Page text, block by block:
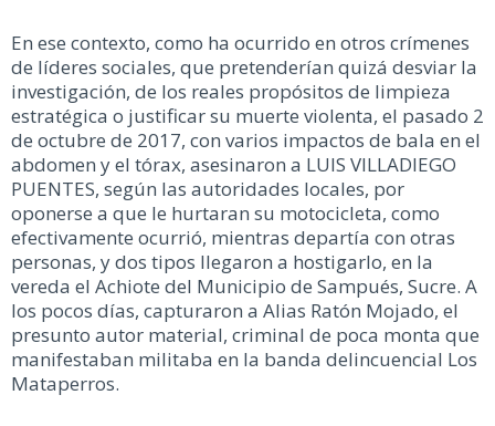
En ese contexto, como ha ocurrido en otros crímenes
de líderes sociales, que pretenderían quizá desviar la
investigación, de los reales propósitos de limpieza
estratégica o justificar su muerte violenta, el pasado 2
de octubre de 2017, con varios impactos de bala en el
abdomen y el tórax, asesinaron a LUIS VILLADIEGO
PUENTES, según las autoridades locales, por
oponerse a que le hurtaran su motocicleta, como
efectivamente ocurrió, mientras departía con otras
personas, y dos tipos llegaron a hostigarlo, en la
vereda el Achiote del Municipio de Sampués, Sucre. A
los pocos días, capturaron a Alias Ratón Mojado, el
presunto autor material, criminal de poca monta que
manifestaban militaba en la banda delincuencial Los
Mataperros.